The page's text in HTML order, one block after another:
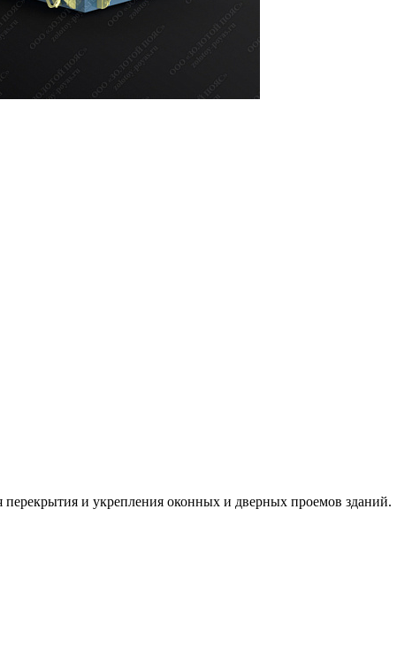
и укрепления оконных и дверных проемов зданий.